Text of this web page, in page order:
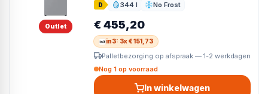
Outlet
D 344 l
Inhoud No Frost
Ontdooien
€ 455,20
in3: 3x € 151,73
Palletbezorging op afspraak — 1-2 werkdagen
Nog 1 op voorraad
In winkelwagen